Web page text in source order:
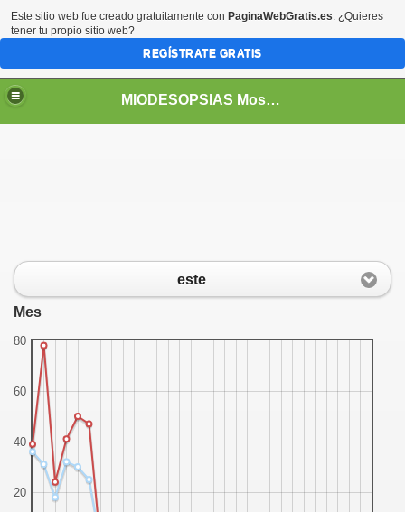
MIODESOPSIAS Moscas Volantes
este
Mes
20
40
60
80
Este sitio web fue creado gratuitamente con PaginaWebGratis.es. ¿Quieres
tener tu propio sitio web?
REGÍSTRATE GRATIS